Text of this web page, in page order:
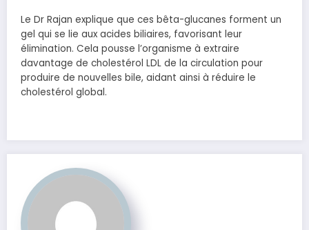
Le Dr Rajan explique que ces bêta-glucanes forment un
gel qui se lie aux acides biliaires, favorisant leur
élimination. Cela pousse l’organisme à extraire
davantage de cholestérol LDL de la circulation pour
produire de nouvelles bile, aidant ainsi à réduire le
cholestérol global.